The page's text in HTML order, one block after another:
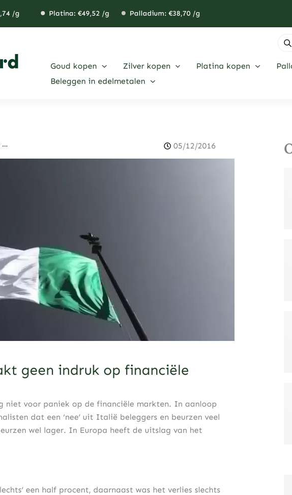
/g Platina: €49,52 /g Palladium: €38,70 /g
Goud kopen Zilver kopen Platina kopen
Beleggen in edelmetalen
Italiaanse “nee” maakt geen indruk op financiële markten 05/12/2016
geen indruk op financiële
niet voor paniek op de financiële markten. In aanloop
dat een ‘nee’ uit Italië beleggers en beurzen veel
wel lager. In Europa heeft de uitslag van het
een half procent, daarnaast was het verlies slechts